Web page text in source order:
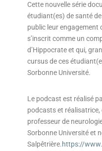
Cette nouvelle série
étudiant(es) de santé
public leur engagement
s’inscrit comme un
d’Hippocrate et qui,
cursus de ces
Sorbonne Université.
Le podcast est réalisé
podcasts et réalisatrice,
professeur de
Sorbonne Université et
Salpêtrière.https://